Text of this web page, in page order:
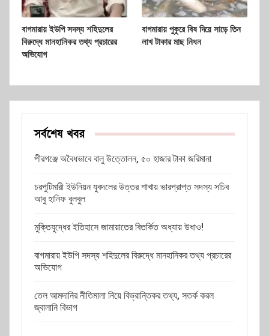
বাগমারায় ইউপি সদস্য শহিদুলের
বিরুদ্ধে মানহানিকর তথ্য প্রচারের
অভিযোগ
বাগমারায় পুকুরে বিষ দিয়ে সাড়ে তিন
লাখ টাকার মাছ নিধন
সর্বশেষ খবর
পীরগঞ্জে অবৈধভাবে বালু উত্তোলন, ৫০ হাজার টাকা জরিমানা
চরপুটিমারী ইউনিয়ন যুবদলের উত্তর শাখায় ভারপ্রাপ্ত সদস্য সচিব
আবু হানিফ বুলবুল
মুক্তিযুদ্ধের ইতিহাসে জামায়াতের বিতর্কিত অধ্যায় উধাও!
বাগমারায় ইউপি সদস্য শহিদুলের বিরুদ্ধে মানহানিকর তথ্য প্রচারের
অভিযোগ
তেল আমদানির নীতিমালা নিয়ে বিভ্রান্তিকর তথ্য, সতর্ক করল
জ্বালানি বিভাগ